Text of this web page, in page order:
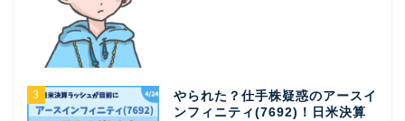
3
やられた？仕手株疑惑のアースイ
ンフィニティ(7692)！日米決算